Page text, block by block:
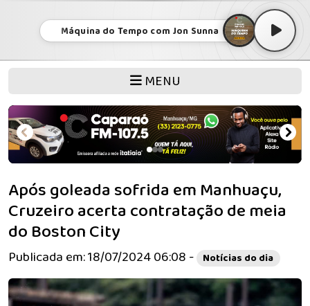
Máquina do Tempo com Jon Sunna
MENU
Após goleada sofrida em Manhuaçu,
Cruzeiro acerta contratação de meia
do Boston City
Publicada em: 18/07/2024 06:08 - Notícias do dia